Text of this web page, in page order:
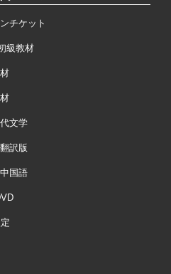
チケット
級教材
文学
訳版
国語